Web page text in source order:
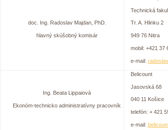
doc. Ing. Radoslav Majdan, PhD.
hlavný skúšobný komisár
Technická
Tr. A. Hlinku 2
949 76 Nitra
mobil: +421 37
e-mail:
Ing. Beata Lippaiová
Ekonóm-technicko administratívny pracovník
Belicount
Jasovská 68
040 11 Košice
telefón: + 421
e-mail: